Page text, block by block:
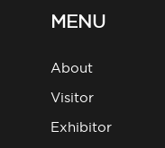
MENU
About
Visitor
Exhibitor